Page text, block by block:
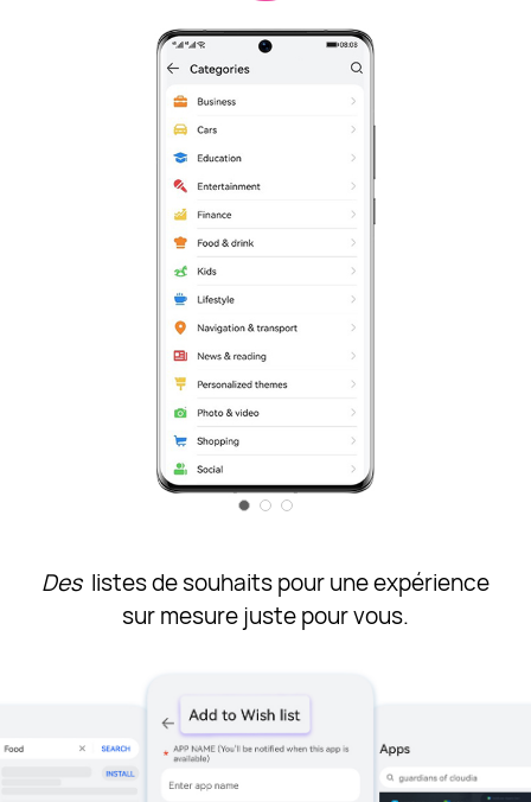
Deslistes de souhaits pour une expérience
sur mesure justepour vous.